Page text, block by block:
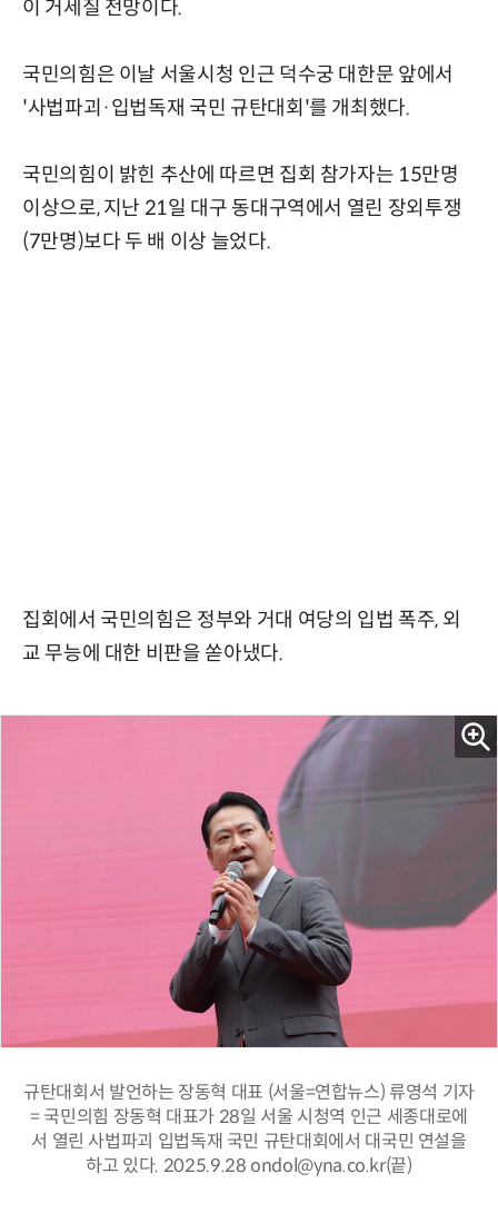
이 거세질 전망이다.
국민의힘은 이날 서울시청 인근 덕수궁 대한문 앞에서
'사법파괴·입법독재 국민 규탄대회'를 개최했다.
국민의힘이 밝힌 추산에 따르면 집회 참가자는 15만명
이상으로, 지난 21일 대구 동대구역에서 열린 장외투쟁
(7만명)보다 두 배 이상 늘었다.
집회에서 국민의힘은 정부와 거대 여당의 입법 폭주, 외
교 무능에 대한 비판을 쏟아냈다.
규탄대회서 발언하는 장동혁 대표 (서울=연합뉴스) 류영석 기자
= 국민의힘 장동혁 대표가 28일 서울 시청역 인근 세종대로에
서 열린 사법파괴 입법독재 국민 규탄대회에서 대국민 연설을
하고 있다. 2025.9.28 ondol@yna.co.kr(끝)